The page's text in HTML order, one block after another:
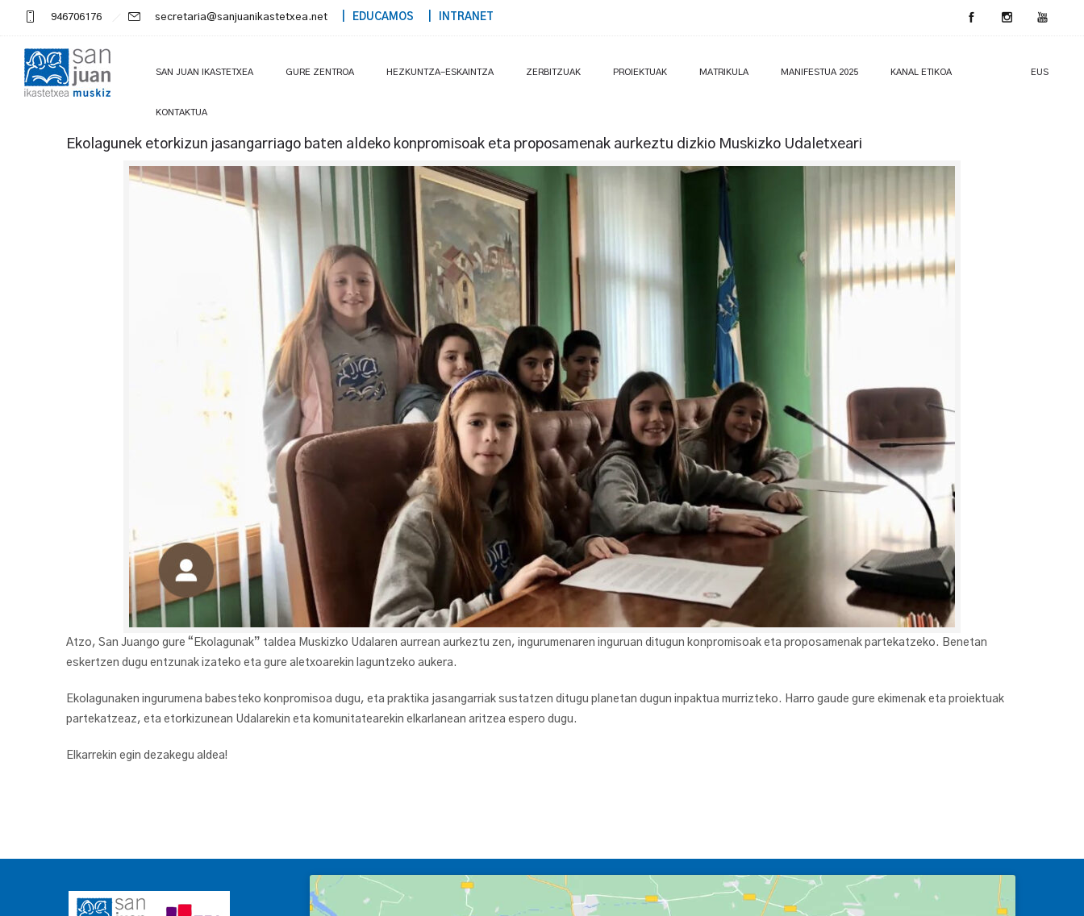
946706176 secretaria@sanjuanikastetxea.net | EDUCAMOS | INTRANET
EUS
SAN JUAN IKASTETXEA GURE ZENTROA HEZKUNTZA-ESKAINTZA ZERBITZUAK PROIEKTUAK MATRIKULA MANIFESTUA 2025 KANAL ETIKOA
KONTAKTUA
Ekolagunek etorkizun jasangarriago baten aldeko konpromisoak eta proposamenak aurkeztu dizkio Muskizko Udaletxeari
Atzo, San Juango gure “Ekolagunak” taldea Muskizko Udalaren aurrean aurkeztu zen, ingurumenaren inguruan ditugun konpromisoak eta proposamenak partekatzeko. Benetan
eskertzen dugu entzunak izateko eta gure aletxoarekin laguntzeko aukera.
Ekolagunaken ingurumena babesteko konpromisoa dugu, eta praktika jasangarriak sustatzen ditugu planetan dugun inpaktua murrizteko. Harro gaude gure ekimenak eta proiektuak
partekatzeaz, eta etorkizunean Udalarekin eta komunitatearekin elkarlanean aritzea espero dugu.
Elkarrekin egin dezakegu aldea!